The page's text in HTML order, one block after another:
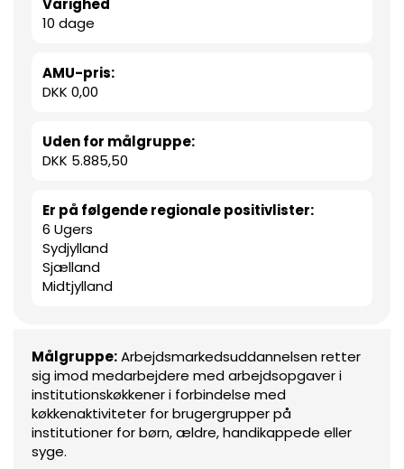
Varighed
10 dage
AMU-pris:
DKK 0,00
Uden for målgruppe:
DKK 5.885,50
Er på følgende regionale positivlister:
6 Ugers
Sydjylland
Sjælland
Midtjylland
Målgruppe:Arbejdsmarkedsuddannelsen retter
sig imod medarbejdere med arbejdsopgaver i
institutionskøkkener i forbindelse med
køkkenaktiviteter for brugergrupper på
institutioner for børn, ældre, handikappede eller
syge.